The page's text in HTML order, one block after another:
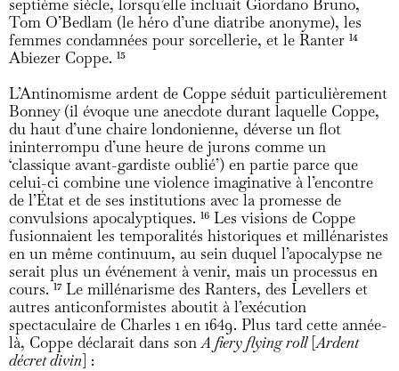
septième siècle, lorsqu’elle incluait Giordano Bruno,
Tom O’Bedlam (le héro d’une diatribe anonyme), les
femmes condamnées pour sorcellerie, et le Ranter 14
Abiezer Coppe. 15
L’Antinomisme ardent de Coppe séduit particulièrement
Bonney (il évoque une anecdote durant laquelle Coppe,
du haut d’une chaire londonienne, déverse un flot
ininterrompu d’une heure de jurons comme un
‘classique avant-gardiste oublié’) en partie parce que
celui-ci combine une violence imaginative à l’encontre
de l’État et de ses institutions avec la promesse de
convulsions apocalyptiques. 16 Les visions de Coppe
fusionnaient les temporalités historiques et millénaristes
en un même continuum, au sein duquel l’apocalypse ne
serait plus un événement à venir, mais un processus en
cours. 17 Le millénarisme des Ranters, des Levellers et
autres anticonformistes aboutit à l’exécution
spectaculaire de Charles 1 en 1649. Plus tard cette année-
là, Coppe déclarait dans sonA fiery flying roll[Ardent
décret divin] :